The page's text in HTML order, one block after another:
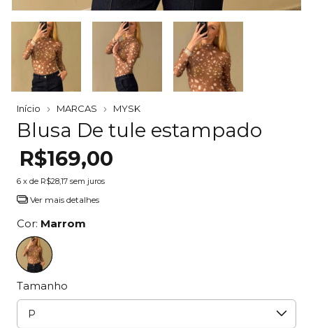
Início MARCAS MYSK
Blusa De tule estampado
R$169,00
6 x de R$28,17 sem juros
Ver mais detalhes
Cor: Marrom
Tamanho